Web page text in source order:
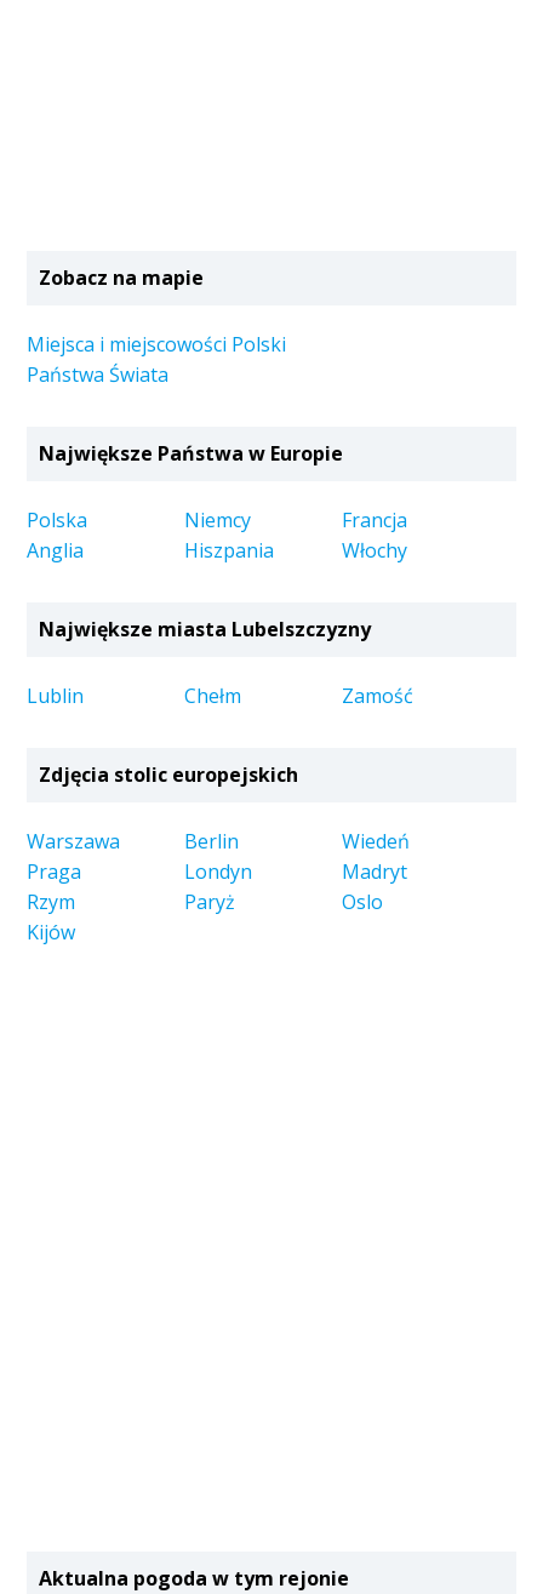
Zobacz na mapie
Miejsca i miejscowości Polski
Państwa Świata
Największe Państwa w Europie
Polska Niemcy
Francja
Anglia
Hiszpania Włochy
Największe miasta Lubelszczyzny
Lublin Chełm Zamość
Zdjęcia stolic europejskich
Warszawa Berlin
Wiedeń
Praga
Londyn
Madryt
Rzym
Paryż
Oslo
Kijów
Aktualna pogoda w tym rejonie